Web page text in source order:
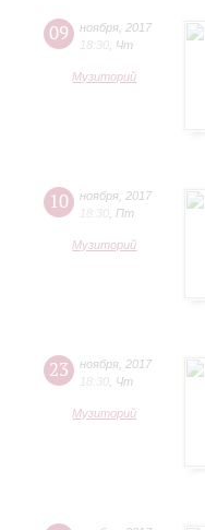
09 ноября 2017
18:30 Чт
Музиторий
10 ноября 2017
18:30 Пт
Музиторий
23 ноября 2017
18:30 Чт
Музиторий